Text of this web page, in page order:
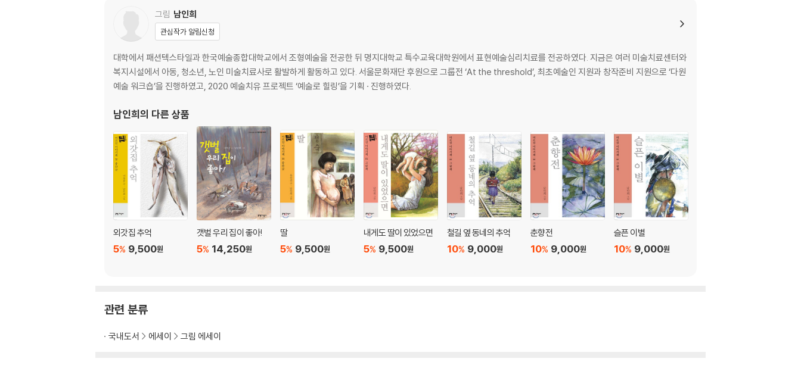
그림 남인희
관심작가 알림신청
대학에서 패션텍스타일과 한국예술종합대학교에서 조형예술을 전공한 뒤 명지대학교 특수교육대학원에서 표현예술심리치료를 전공하였다. 지금은 여러 미술치료센터와
복지시설에서 아동, 청소년, 노인 미술치료사로 활발하게 활동하고 있다. 서울문화재단 후원으로 그룹전 ‘At the threshold’, 최초예술인 지원과 창작준비 지원으로 ‘다원
예술 워크숍’을 진행하였고, 2020 예술치유 프로젝트 ‘예술로 힐링’을 기획 · 진행하였다.
남인희의 다른 상품
외갓집 추억
9,500원
5%
갯벌 우리 집이 좋아!
14,250원
5%
딸
9,500원
5%
내게도 딸이 있었으면
9,500원
5%
철길 옆 동네의 추억
9,000원
10%
춘향전
9,000원
10%
슬픈 이별
9,000원
10%
관련 분류
국내도서 에세이 그림 에세이